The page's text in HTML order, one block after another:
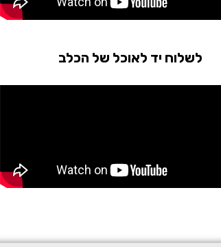
לשלוח יד לאוכל של הכלב